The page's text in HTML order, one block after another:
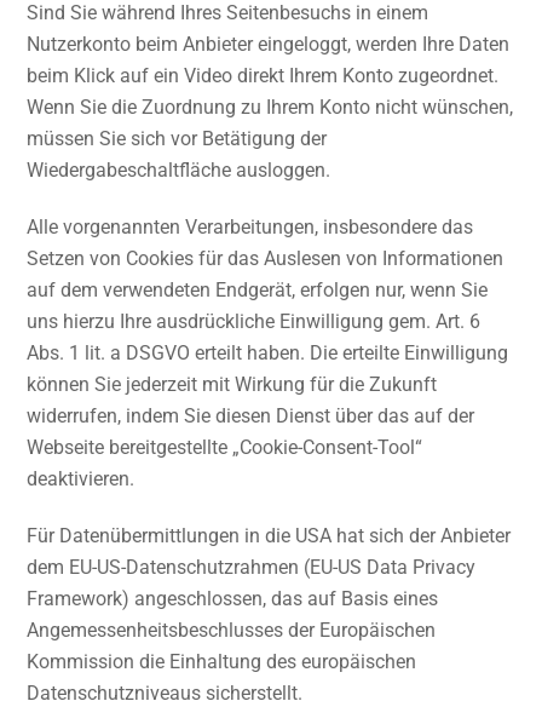
Sind Sie während Ihres Seitenbesuchs in einem
Nutzerkonto beim Anbieter eingeloggt, werden Ihre Daten
beim Klick auf ein Video direkt Ihrem Konto zugeordnet.
Wenn Sie die Zuordnung zu Ihrem Konto nicht wünschen,
müssen Sie sich vor Betätigung der
Wiedergabeschaltfläche ausloggen.
Alle vorgenannten Verarbeitungen, insbesondere das
Setzen von Cookies für das Auslesen von Informationen
auf dem verwendeten Endgerät, erfolgen nur, wenn Sie
uns hierzu Ihre ausdrückliche Einwilligung gem. Art. 6
Abs. 1 lit. a DSGVO erteilt haben. Die erteilte Einwilligung
können Sie jederzeit mit Wirkung für die Zukunft
widerrufen, indem Sie diesen Dienst über das auf der
Webseite bereitgestellte „Cookie-Consent-Tool“
deaktivieren.
Für Datenübermittlungen in die USA hat sich der Anbieter
dem EU-US-Datenschutzrahmen (EU-US Data Privacy
Framework) angeschlossen, das auf Basis eines
Angemessenheitsbeschlusses der Europäischen
Kommission die Einhaltung des europäischen
Datenschutzniveaus sicherstellt.